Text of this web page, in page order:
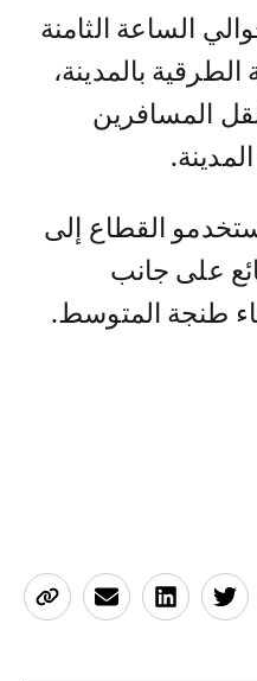
الساعة الثامنة
بالمدينة،
المسافرين
القطاع إلى
على جانب
طنجة المتوسط.